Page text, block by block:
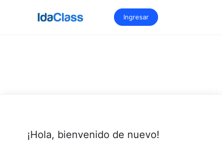
Ingresar
¡Hola, bienvenido de nuevo!